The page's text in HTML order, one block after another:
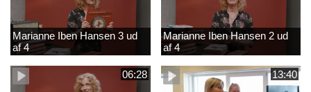
Marianne Iben Hansen 3 ud
af 4
Marianne Iben Hansen 2 ud
af 4
06:28 13:40